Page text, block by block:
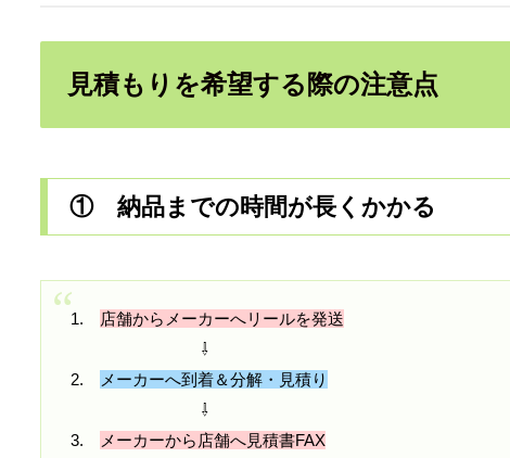
見積もりを希望する際の注意点
① 納品までの時間が長くかかる
1.
店舗からメーカーへリールを発送
⇩
2.
メーカーへ到着＆分解・見積り
⇩
3.
メーカーから店舗へ見積書FAX